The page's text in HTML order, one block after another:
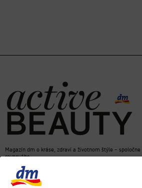
Magazín dm o kráse, zdraví a životnom štýle –
rovnováhe